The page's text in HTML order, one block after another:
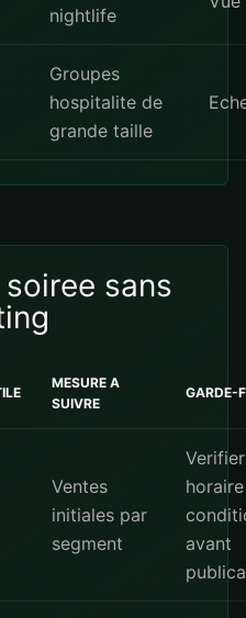
nightlife
Groupes
hospitalite de
grande taille
sans
MESURE A
SUIVRE
GARDE-
Ventes
initiales par
segment
avant